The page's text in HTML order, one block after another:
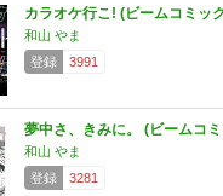
カラオケ行こ! (ビームコミッ
和山 やま
登録
3991
夢中さ、きみに。 (ビームコ
和山 やま
登録
3281